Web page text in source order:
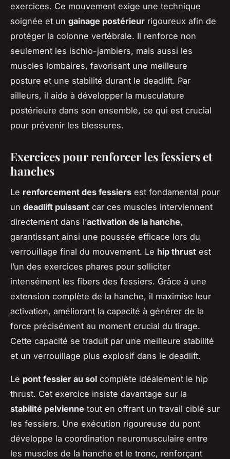
exercices. Ce mouvement exige une technique
soignée et un gainage postérieur rigoureux afin de
protéger la colonne vertébrale. Il renforce non
seulement les ischio-jambiers, mais aussi les
muscles lombaires, favorisant une meilleure
posture et une stabilité durant le deadlift. Par
ailleurs, il aide à développer la musculature
postérieure dans son ensemble, ce qui est crucial
pour prévenir les blessures.
Exercices pour renforcer les fessiers et
hanches
Le renforcement des fessiers est fondamental pour
un deadlift puissant car ces muscles interviennent
directement dans l’activation de la hanche,
garantissant ainsi une poussée efficace lors du
verrouillage final du mouvement. Le hip thrust est
l’un des exercices phares pour solliciter
intensément les fibers des fessiers. Grâce à une
extension complète de la hanche, il maximise leur
activation, améliorant la capacité à générer de la
force précisément au moment crucial du tirage.
Cette capacité se traduit par une meilleure stabilité
et un verrouillage plus explosif dans le deadlift.
Le pont fessier au sol complète idéalement le hip
thrust. Cet exercice insiste davantage sur la
stabilité pelvienne tout en offrant un travail ciblé sur
les fessiers. Une exécution rigoureuse du pont
développe la coordination neuromusculaire entre
les muscles de la hanche et le tronc, renforçant